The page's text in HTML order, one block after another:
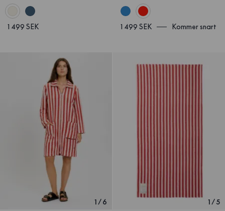
1 499 SEK 1 499 SEK Kommer snart
1/6
1/5